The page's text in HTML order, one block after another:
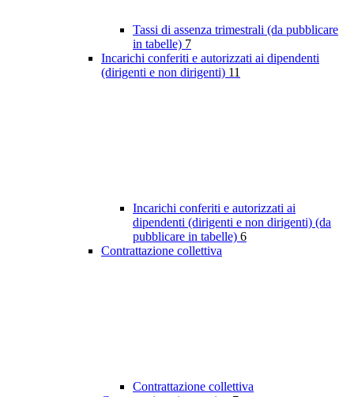
Tassi di assenza trimestrali (da pubblicare
in tabelle) 7
Incarichi conferiti e autorizzati ai dipendenti
(dirigenti e non dirigenti) 11
Incarichi conferiti e autorizzati ai
dipendenti (dirigenti e non dirigenti) (da
pubblicare in tabelle) 6
Contrattazione collettiva
Contrattazione collettiva